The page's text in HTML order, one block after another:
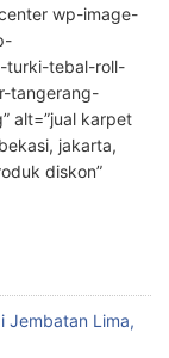
wp-image-
turki-tebal-roll-
tangerang-
alt=”jual karpet
jakarta,
diskon”
Jembatan Lima,